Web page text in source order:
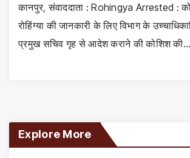
कानपुर, संवाददाता : Rohingya Arrested :
रोहिंग्या की जानकारी के लिए विभाग के
प्रमुख सचिव गृह से आदेश कराने की कोशिश की…
Explore More